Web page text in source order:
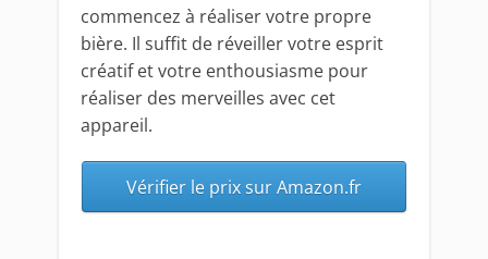
commencez à réaliser votre propre
bière. Il suffit de réveiller votre esprit
créatif et votre enthousiasme pour
réaliser des merveilles avec cet
appareil.
Vérifier le prix sur Amazon.fr